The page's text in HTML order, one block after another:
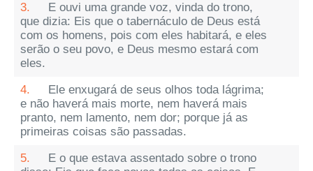
3.
E ouvi uma grande voz, vinda do trono,
que dizia: Eis que o tabernáculo de Deus está
com os homens, pois com eles habitará, e eles
serão o seu povo, e Deus mesmo estará com
eles.
4.
Ele enxugará de seus olhos toda lágrima;
e não haverá mais morte, nem haverá mais
pranto, nem lamento, nem dor; porque já as
primeiras coisas são passadas.
5.
E o que estava assentado sobre o trono